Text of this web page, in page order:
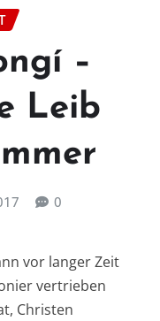
–
Leib
0
vor langer Zeit
vertrieben
Christen